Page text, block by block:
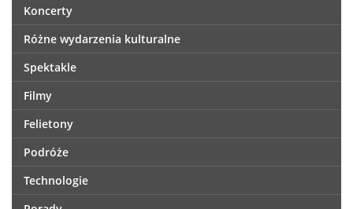
Koncerty
Różne wydarzenia kulturalne
Spektakle
Filmy
Felietony
Podróże
Technologie